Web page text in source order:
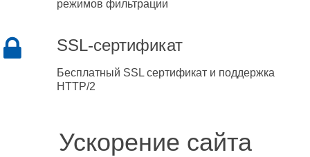
режимов фильтрации
SSL-сертификат
Бесплатный SSL сертификат и поддержка
HTTP/2
Ускорение сайта